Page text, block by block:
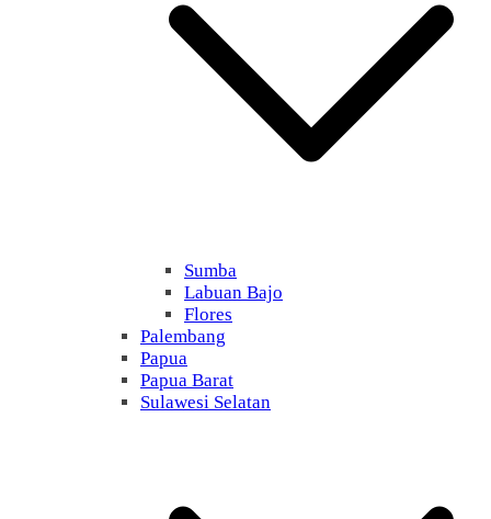
Sumba
Labuan Bajo
Flores
Palembang
Papua
Papua Barat
Sulawesi Selatan